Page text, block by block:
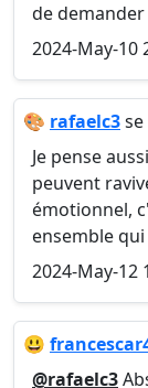
de
2024-May-10
🎨 rafaelc3
Je pense
peuvent
émotionnel,
ensemble
2024-May-12
😃
@rafaelc3